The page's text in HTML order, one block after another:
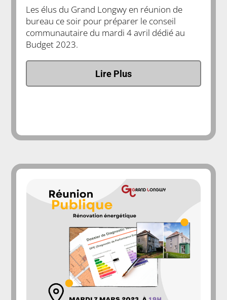
Les élus du Grand Longwy en réunion de
bureau ce soir pour préparer le conseil
communautaire du mardi 4 avril dédié au
Budget 2023.
Lire Plus